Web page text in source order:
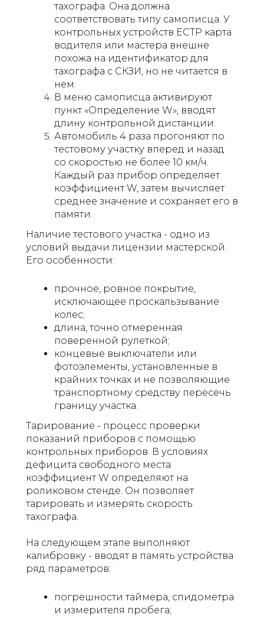
тахографа. Она должна
соответствовать типу самописца. У
контрольных устройств ЕСТР карта
водителя или мастера внешне
похожа на идентификатор для
тахографа с СКЗИ, но не читается в
нем.
В меню самописца активируют
пункт «Определение W», вводят
длину контрольной дистанции.
Автомобиль 4 раза прогоняют по
тестовому участку вперед и назад
со скоростью не более 10 км/ч.
Каждый раз прибор определяет
коэффициент W, затем вычисляет
среднее значение и сохраняет его в
памяти.
Наличие тестового участка - одно из
условий выдачи лицензии мастерской.
Его особенности:
прочное, ровное покрытие,
исключающее проскальзывание
колес;
длина, точно отмеренная
поверенной рулеткой;
концевые выключатели или
фотоэлементы, установленные в
крайних точках и не позволяющие
транспортному средству пересечь
границу участка.
Тарирование - процесс проверки
показаний приборов с помощью
контрольных приборов. В условиях
дефицита свободного места
коэффициент W определяют на
роликовом стенде. Он позволяет
тарировать и измерять скорость
тахографа.
На следующем этапе выполняют
калибровку - вводят в память устройства
ряд параметров:
погрешности таймера, спидометра
и измерителя пробега;